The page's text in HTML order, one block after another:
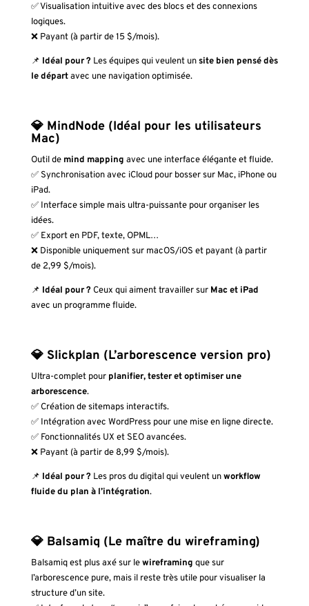
✅ Visualisation intuitive avec des blocs et des connexions
logiques.
❌ Payant (à partir de 15 $/mois).
📌 Idéal pour ?Les équipes qui veulent unsite bien pensé dès
le départavec une navigation optimisée.
💎 MindNode (Idéal pour les utilisateurs
Mac)
Outil de mind mapping avec une interface élégante et fluide.
✅ Synchronisation avec iCloud pour bosser sur Mac, iPhone ou
iPad.
✅ Interface simple mais ultra-puissante pour organiser les
idées.
✅ Export en PDF, texte, OPML…
❌ Disponible uniquement sur macOS/iOS et payant (à partir
de 2,99 $/mois).
📌 Idéal pour ?Ceux qui aiment travailler sur Mac et iPad
avec un programme fluide.
💎 Slickplan (L’arborescence version pro)
Ultra-complet pour planifier, tester et optimiser une
arborescence.
✅ Création de sitemaps interactifs.
✅ Intégration avec WordPress pour une mise en ligne directe.
✅ Fonctionnalités UX et SEO avancées.
❌ Payant (à partir de 8,99 $/mois).
📌 Idéal pour ?Les pros du digital qui veulent unworkflow
fluide du plan à l’intégration.
💎 Balsamiq (Le maître du wireframing)
Balsamiq est plus axé sur lewireframing que sur
l’arborescence pure, mais il reste très utile pour visualiser la
structure d’un site.